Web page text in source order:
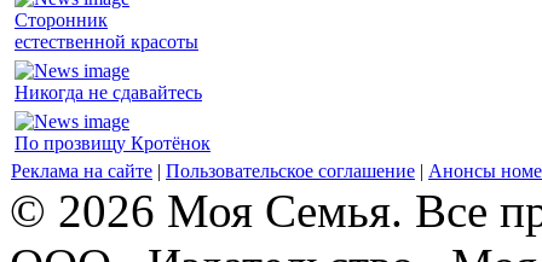
Сторонник
естественной красоты
Никогда не сдавайтесь
По прозвищу Кротёнок
Реклама на сайте | Пользовательское соглашение | Анонсы
© 2026 Моя Семья. Все